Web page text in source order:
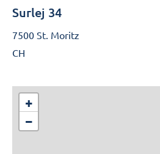
Surlej 34
7500 St. Moritz
CH
+
−